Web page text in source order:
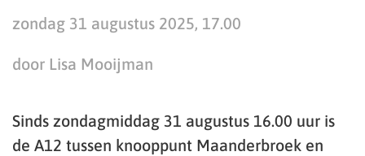
zondag 31 augustus 2025, 17.00
door Lisa Mooijman
Sinds zondagmiddag 31 augustus 16.00 uur is
de A12 tussen knooppunt Maanderbroek en